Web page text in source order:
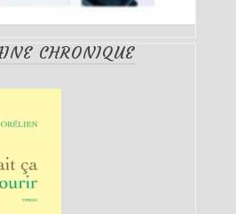
CHRONIQUE